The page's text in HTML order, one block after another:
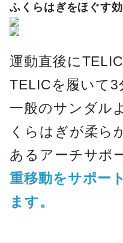
ふくらはぎをほぐす
運動直後に
TELICを履いて
一般のサンダル
くらはぎが柔ら
あるアーチサポ
重移動をサポー
ます。